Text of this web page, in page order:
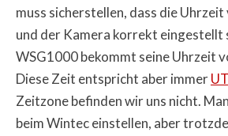
muss sicherstellen, dass die
und der Kamera korrekt eingestellt
WSG1000 bekommt seine Uhrzeit
Diese Zeit entspricht aber immer
Zeitzone befinden wir uns nicht.
beim Wintec einstellen, aber